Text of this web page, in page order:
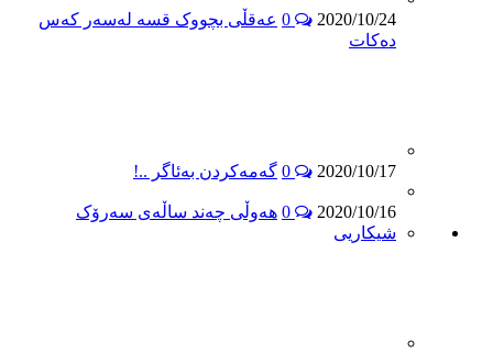
2020/10/24
عەقڵی بچووک قسە لەسەر کەس
دەکات
2020/10/17 گەمەکردن بەئاگر ..!
2020/10/16
هەوڵی چەند ساڵەی سەرۆک
شیكاریی